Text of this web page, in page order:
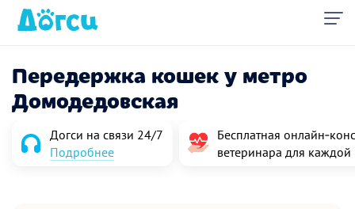
Передержка кошек у метро
Домодедовская
Догси на связи 24/7
Подробнее
Бесплатная
ветеринара для